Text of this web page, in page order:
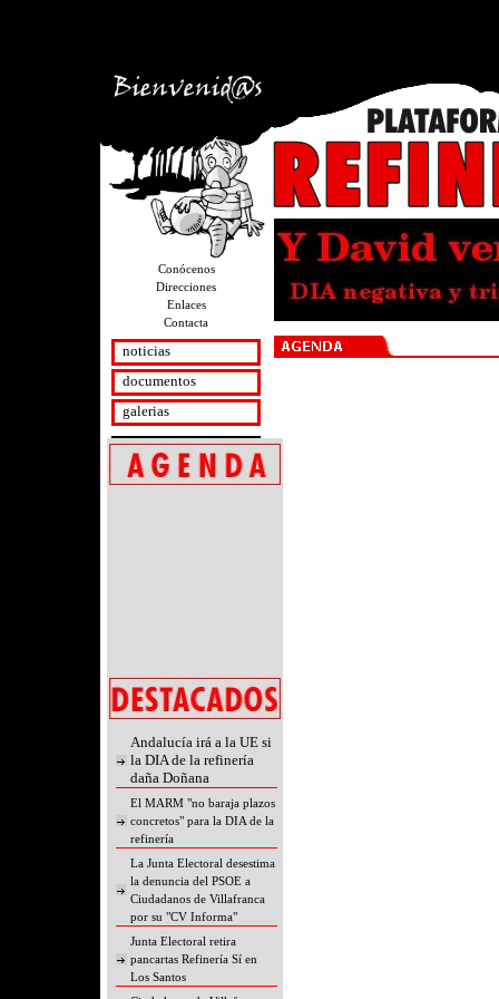
Conócenos
Direcciones
Enlaces
Contacta
noticias
documentos
galerias
secciones
Salud
Opinión
Nuestra lucha en
imágenes
opinión
televisión
prensa
vídeo
expertos técnicos
política
juntaextremadura
gallardo
balboa
fotos
informe
medioambiente
Andalucía irá a la UE si
la DIA de la refinería
daña Doñana
El MARM "no baraja plazos
concretos" para la DIA de la
refinería
La Junta Electoral desestima
la denuncia del PSOE a
Ciudadanos de Villafranca
por su "CV Informa"
Junta Electoral retira
pancartas Refinería Sí en
Los Santos